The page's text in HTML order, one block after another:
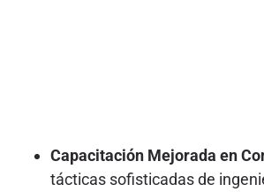
Capacitación Mejorada en
tácticas sofisticadas de